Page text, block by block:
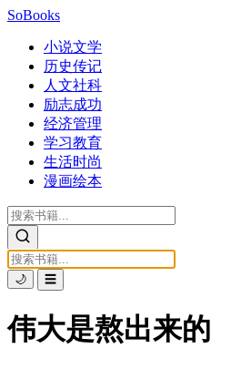
SoBooks
小说文学
历史传记
人文社科
励志成功
经济管理
学习教育
生活时尚
漫画绘本
🌙 ☰
伟大是熬出来的